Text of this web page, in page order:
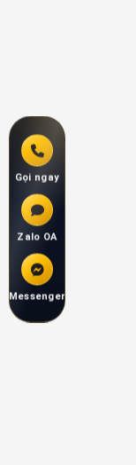
Gọi ngay
Zalo OA
Messenger